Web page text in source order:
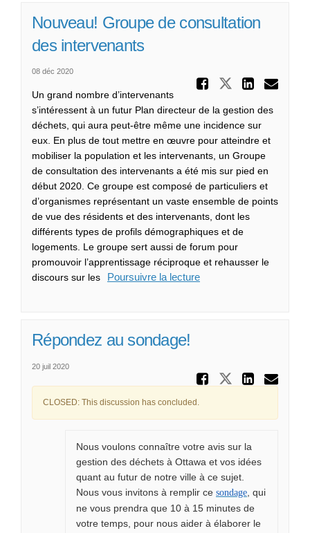
Nouveau! Groupe de consultation
des intervenants
08 déc 2020
Partager
Un grand nombre d’intervenants
s’intéressent à un futur Plan directeur de la gestion des
déchets, qui aura peut-être même une incidence sur
eux. En plus de tout mettre en œuvre pour atteindre et
mobiliser la population et les intervenants, un Groupe
de consultation des intervenants a été mis sur pied en
début 2020. Ce groupe est composé de particuliers et
d’organismes représentant un vaste ensemble de points
de vue des résidents et des intervenants, dont les
différents types de profils démographiques et de
logements. Le groupe sert aussi de forum pour
promouvoir l’apprentissage réciproque et rehausser le
discours sur les
Poursuivre la lecture
Répondez au sondage!
20 juil 2020
Partager
CLOSED: This discussion has concluded.
Nous voulons connaître votre avis sur la
gestion des déchets à Ottawa et vos idées
quant au futur de notre ville à ce sujet.
Nous vous invitons à remplir ce sondage, qui
ne vous prendra que 10 à 15 minutes de
votre temps, pour nous aider à élaborer le